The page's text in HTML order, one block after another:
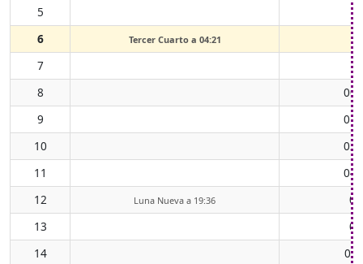
5
6
Tercer Cuarto a 04:21
7
8
9
10
11
12
Luna Nueva a 19:36
13
14